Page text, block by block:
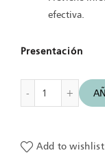
efectiva.
Presentación
Loción
Add to wishlist